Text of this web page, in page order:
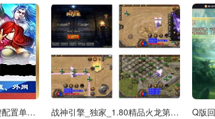
[手游] 有侠气一键端一键配置单机局域外网配套语音视频GM后台 战神引擎_独家_1.80精品火龙第二季完整版[白猪3]_通用视频教程_GM物品充值后台